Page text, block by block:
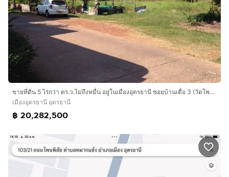
ขายที่ดิน 5 ไร่กว่า ตร.ว.ไม่ถึงหมื่น อยู่ในเมืองอุดรธานี ซอยบ้านเดื่อ 3 (วัดโพธิ์ชัย), ใกล้สวนสาธารณะหนองสิม
เมืองอุดรธานี อุดรธานี
฿ 20,282,500